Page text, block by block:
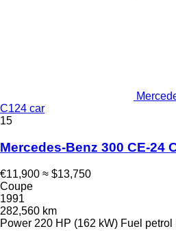
C124 car
15
Mercedes-Benz 300 CE-24
€11,900 ≈ $13,750
Coupe
1991
282,560 km
Power 220 HP (162 kW) Fuel petrol